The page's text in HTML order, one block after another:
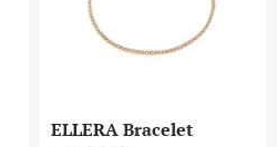
ELLERA Bracelet